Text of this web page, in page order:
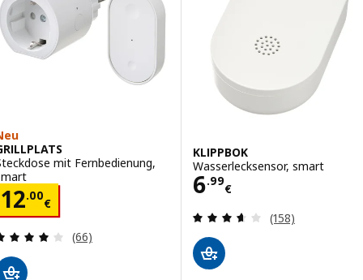
mit Fernbedienung,
12.00
€12.00€
Bewertungen: 4.1 von 5 Sternen. Bewertungen
(66)
KLIPPBOK
Wasserlecksensor, smart
6.99
€
Preis 6.99€
Bewertungen:
(158)